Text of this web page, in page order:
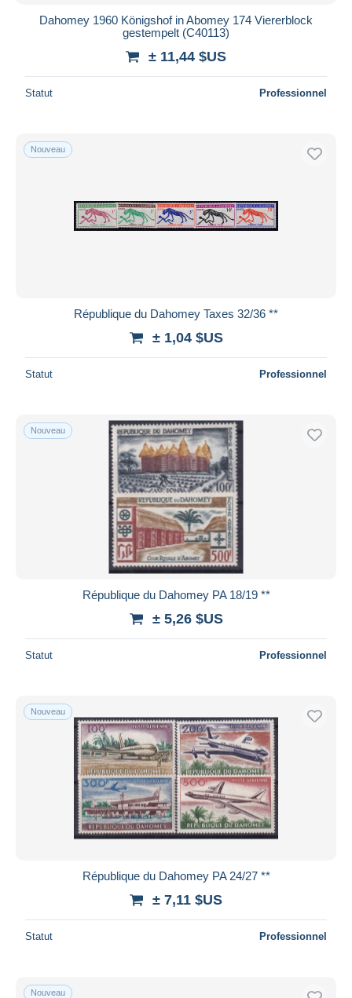
iDeal
Maestro
Résidence du vendeur
Appliquer
Dahomey 1960 Königshof in Abomey 174 Viererblock
gestempelt (C40113)
± 11,44 $US
Statut Professionnel
Nouveau
République du Dahomey Taxes 32/36 **
± 1,04 $US
Statut Professionnel
Nouveau
République du Dahomey PA 18/19 **
± 5,26 $US
Statut Professionnel
Nouveau
République du Dahomey PA 24/27 **
± 7,11 $US
Statut Professionnel
Nouveau